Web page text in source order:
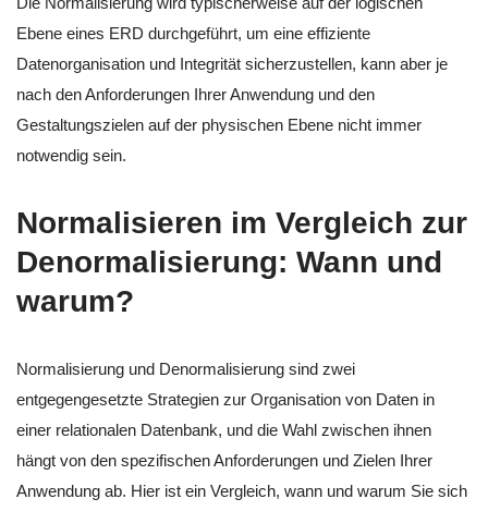
Ebene eines ERD durchgeführt, um eine effiziente
Datenorganisation und Integrität sicherzustellen, kann aber je
nach den Anforderungen Ihrer Anwendung und den
Gestaltungszielen auf der physischen Ebene nicht immer
notwendig sein.
Normalisieren im Vergleich zur
Denormalisierung: Wann und
warum?
Normalisierung und Denormalisierung sind zwei
entgegengesetzte Strategien zur Organisation von Daten in
einer relationalen Datenbank, und die Wahl zwischen ihnen
hängt von den spezifischen Anforderungen und Zielen Ihrer
Anwendung ab. Hier ist ein Vergleich, wann und warum Sie sich